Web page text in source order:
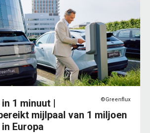
©Greenflux
1 minuut |
mijlpaal van 1 miljoen
Europa